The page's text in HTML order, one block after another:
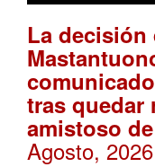
La decisión
tras quedar
amistoso
Agosto,